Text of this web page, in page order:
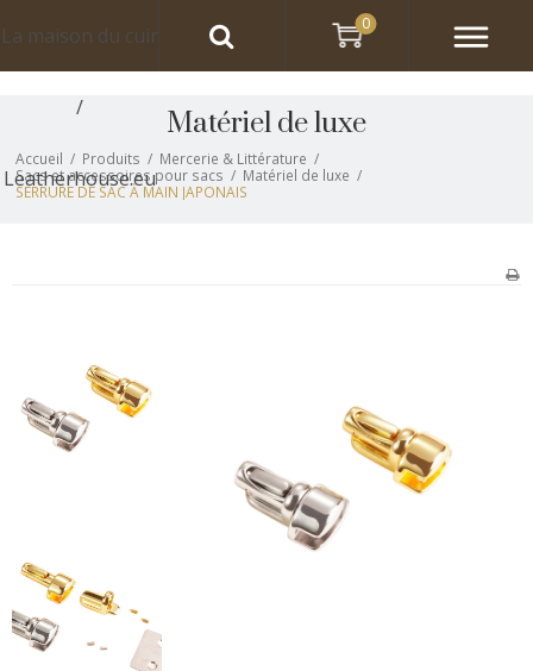
Matériel de luxe
Accueil / Produits / Mercerie & Littérature /
Sacs et accessoires pour sacs / Matériel de luxe /
SERRURE DE SAC À MAIN JAPONAIS
La maison du cuir
/
Leatherhouse.eu
0